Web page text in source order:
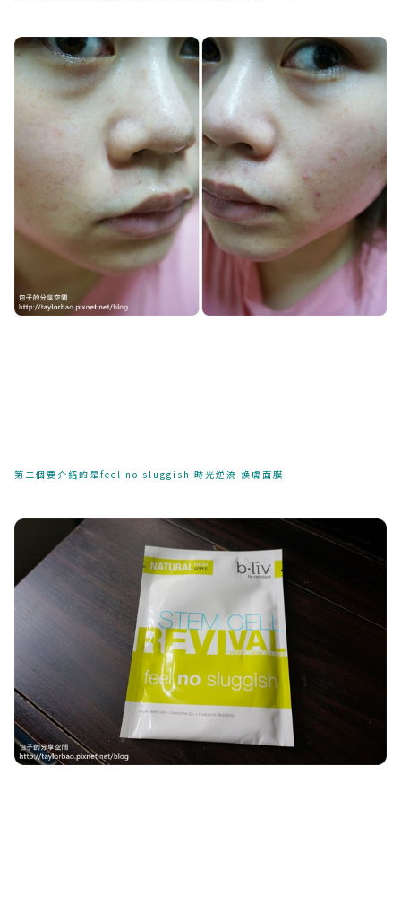
第二個要介紹的是feel no sluggish 時光逆流 煥膚面膜